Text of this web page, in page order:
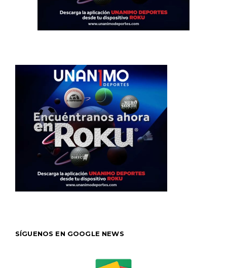
SÍGUENOS EN GOOGLE NEWS